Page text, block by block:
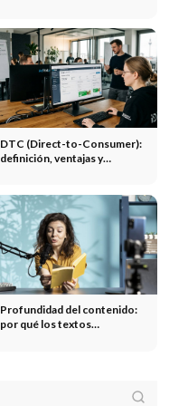
DTC (Direct-to-Consumer):
definición, ventajas y
Profundidad del contenido:
por qué los textos